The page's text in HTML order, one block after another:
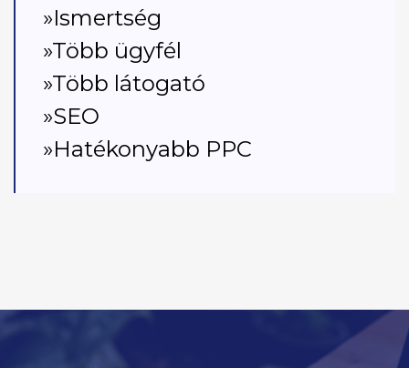
»Ismertség
»Több ügyfél
»Több látogató
»SEO
»Hatékonyabb PPC